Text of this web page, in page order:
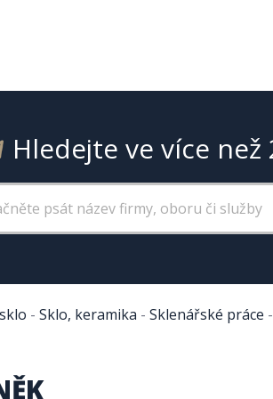
Hledejte ve více než
- Sklo, keramika - Sklenářské práce -